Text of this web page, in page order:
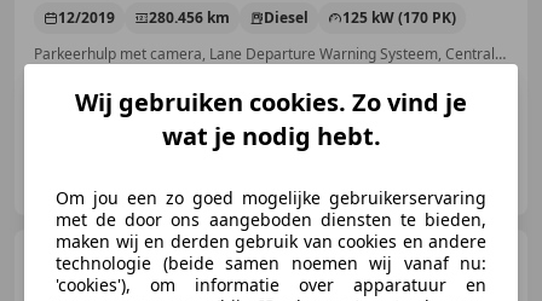
12/2019 280.456 km Diesel
125 kW (170 PK)
Parkeerhulp met camera, Lane Departure Warning Systeem, Centrale vergrendeling, Regensensor, Parkeerhulp voor, Cruise control, Centrale deurvergrendeling met afstandsbediening, Start/Stop-systeem
Peugeot Partner120 1.6
HDI L1 XR Profit + Airco
Wij gebruiken cookies. Zo vind je
wat je nodig hebt.
Om jou een zo goed mogelijke gebruikerservaring
met de door ons aangeboden diensten te bieden,
maken wij en derden gebruik van cookies en andere
technologie (beide samen noemen wij vanaf nu:
'cookies'), om informatie over apparatuur en